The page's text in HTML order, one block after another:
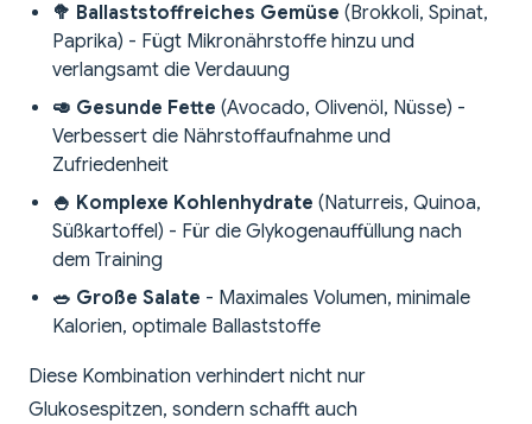
🥦 Ballaststoffreiches Gemüse (Brokkoli, Spinat,
Paprika) - Fügt Mikronährstoffe hinzu und
verlangsamt die Verdauung
🥑 Gesunde Fette (Avocado, Olivenöl, Nüsse) -
Verbessert die Nährstoffaufnahme und
Zufriedenheit
🍚 Komplexe Kohlenhydrate (Naturreis, Quinoa,
Süßkartoffel) - Für die Glykogenauffüllung nach
dem Training
🥗 Große Salate - Maximales Volumen, minimale
Kalorien, optimale Ballaststoffe
Diese Kombination verhindert nicht nur
Glukosespitzen, sondern schafft auch